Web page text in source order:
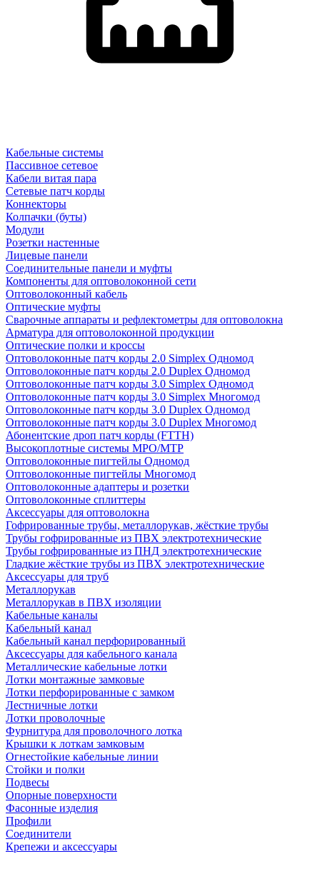
Кабельные системы
Пассивное сетевое
Кабели витая пара
Сетевые патч корды
Коннекторы
Колпачки (буты)
Модули
Розетки настенные
Лицевые панели
Соединительные панели и муфты
Компоненты для оптоволоконной сети
Оптоволоконный кабель
Оптические муфты
Сварочные аппараты и рефлектометры для оптоволокна
Арматура для оптоволоконной продукции
Оптические полки и кроссы
Оптоволоконные патч корды 2.0 Simplex Одномод
Оптоволоконные патч корды 2.0 Duplex Одномод
Оптоволоконные патч корды 3.0 Simplex Одномод
Оптоволоконные патч корды 3.0 Simplex Многомод
Оптоволоконные патч корды 3.0 Duplex Одномод
Оптоволоконные патч корды 3.0 Duplex Многомод
Абонентские дроп патч корды (FTTH)
Высокоплотные системы MPO/MTP
Оптоволоконные пигтейлы Одномод
Оптоволоконные пигтейлы Многомод
Оптоволоконные адаптеры и розетки
Оптоволоконные сплиттеры
Аксессуары для оптоволокна
Гофрированные трубы, металлорукав, жёсткие трубы
Трубы гофрированные из ПВХ электротехнические
Трубы гофрированные из ПНД электротехнические
Гладкие жёсткие трубы из ПВХ электротехнические
Аксессуары для труб
Металлорукав
Металлорукав в ПВХ изоляции
Кабельные каналы
Кабельный канал
Кабельный канал перфорированный
Аксессуары для кабельного канала
Металлические кабельные лотки
Лотки монтажные замковые
Лотки перфорированные с замком
Лестничные лотки
Лотки проволочные
Фурнитура для проволочного лотка
Крышки к лоткам замковым
Огнестойкие кабельные линии
Стойки и полки
Подвесы
Опорные поверхности
Фасонные изделия
Профили
Соединители
Крепежи и аксессуары